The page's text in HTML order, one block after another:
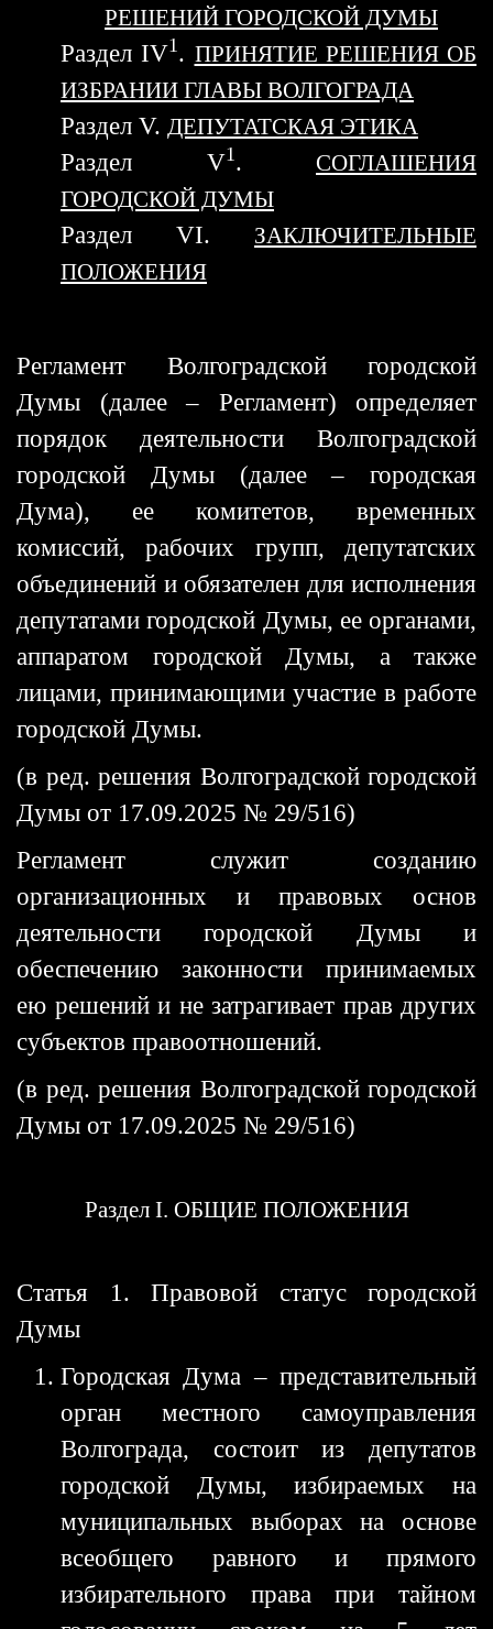
РЕШЕНИЙ ГОРОДСКОЙ ДУМЫ
Раздел IV1. ПРИНЯТИЕ РЕШЕНИЯ ОБ
ИЗБРАНИИ ГЛАВЫ ВОЛГОГРАДА
Раздел V. ДЕПУТАТСКАЯ ЭТИКА
Раздел V1. СОГЛАШЕНИЯ
ГОРОДСКОЙ ДУМЫ
Раздел VI. ЗАКЛЮЧИТЕЛЬНЫЕ
ПОЛОЖЕНИЯ
Регламент Волгоградской городской
Думы (далее – Регламент) определяет
порядок деятельности Волгоградской
городской Думы (далее – городская
Дума), ее комитетов, временных
комиссий, рабочих групп, депутатских
объединений и обязателен для исполнения
депутатами городской Думы, ее органами,
аппаратом городской Думы, а также
лицами, принимающими участие в работе
городской Думы.
(в ред. решения Волгоградской городской
Думы от 17.09.2025 № 29/516)
Регламент служит созданию
организационных и правовых основ
деятельности городской Думы и
обеспечению законности принимаемых
ею решений и не затрагивает прав других
субъектов правоотношений.
(в ред. решения Волгоградской городской
Думы от 17.09.2025 № 29/516)
Раздел I. ОБЩИЕ ПОЛОЖЕНИЯ
Статья 1. Правовой статус городской
Думы
Городская Дума – представительный
орган местного самоуправления
Волгограда, состоит из депутатов
городской Думы, избираемых на
муниципальных выборах на основе
всеобщего равного и прямого
избирательного права при тайном